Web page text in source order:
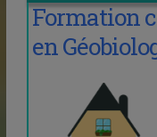
Formation
en